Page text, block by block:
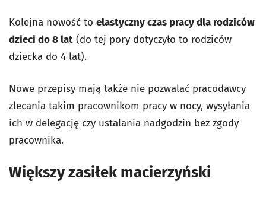
Kolejna nowość to elastyczny czas pracy dla rodziców
dzieci do 8 lat (do tej pory dotyczyło to rodziców
dziecka do 4 lat).
Nowe przepisy mają także nie pozwalać pracodawcy
zlecania takim pracownikom pracy w nocy, wysyłania
ich w delegację czy ustalania nadgodzin bez zgody
pracownika.
Większy zasiłek macierzyński